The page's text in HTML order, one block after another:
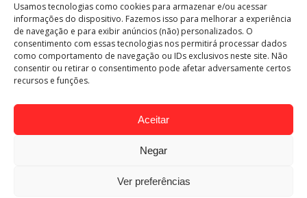
Usamos tecnologias como cookies para armazenar e/ou acessar
informações do dispositivo. Fazemos isso para melhorar a experiência
de navegação e para exibir anúncios (não) personalizados. O
consentimento com essas tecnologias nos permitirá processar dados
como comportamento de navegação ou IDs exclusivos neste site. Não
consentir ou retirar o consentimento pode afetar adversamente certos
recursos e funções.
Aceitar
Negar
Ver preferências